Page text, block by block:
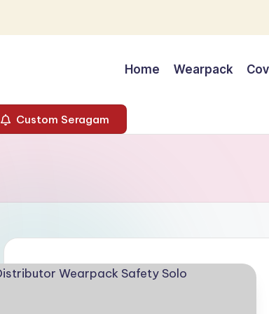
Home Wearpack
Custom Seragam